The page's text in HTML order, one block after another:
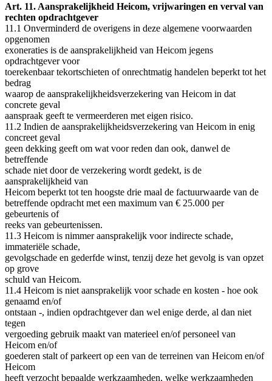
Art. 11. Aansprakelijkheid Heicom, vrijwaringen en verval van
rechten opdrachtgever
11.1 Onverminderd de overigens in deze algemene voorwaarden
opgenomen
exoneraties is de aansprakelijkheid van Heicom jegens
opdrachtgever voor
toerekenbaar tekortschieten of onrechtmatig handelen beperkt tot het
bedrag
waarop de aansprakelijkheidsverzekering van Heicom in dat
concrete geval
aanspraak geeft te vermeerderen met eigen risico.
11.2 Indien de aansprakelijkheidsverzekering van Heicom in enig
concreet geval
geen dekking geeft om wat voor reden dan ook, danwel de
betreffende
schade niet door de verzekering wordt gedekt, is de
aansprakelijkheid van
Heicom beperkt tot ten hoogste drie maal de factuurwaarde van de
betreffende opdracht met een maximum van € 25.000 per
gebeurtenis of
reeks van gebeurtenissen.
11.3 Heicom is nimmer aansprakelijk voor indirecte schade,
immateriële schade,
gevolgschade en gederfde winst, tenzij deze het gevolg is van opzet
op grove
schuld van Heicom.
11.4 Heicom is niet aansprakelijk voor schade en kosten - hoe ook
genaamd en/of
ontstaan -, indien opdrachtgever dan wel enige derde, al dan niet
tegen
vergoeding gebruik maakt van materieel en/of personeel van
Heicom en/of
goederen stalt of parkeert op een van de terreinen van Heicom en/of
Heicom
heeft verzocht bepaalde werkzaamheden, welke werkzaamheden